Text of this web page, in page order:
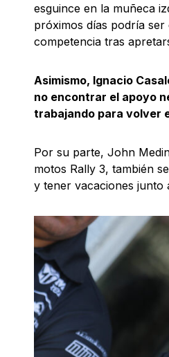
esguince en la muñeca
próximos días podría
competencia tras
Asimismo, Ignacio
no encontrar el apoyo
trabajando para volver
Por su parte, John
motos Rally 3, también
y tener vacaciones junto